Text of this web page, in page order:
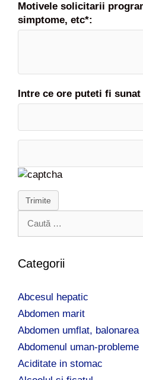
Motivele solicitarii
simptome, etc*:
Intre ce ore puteti fi sunat
Trimite
t
u
p
ă
:
Categorii
Abcesul hepatic
Abdomen marit
Abdomen umflat, balonarea
Abdomenul uman-probleme
Aciditate in stomac